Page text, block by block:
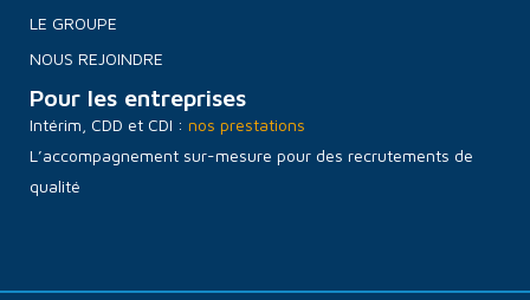
LE GROUPE
NOUS REJOINDRE
Pour les entreprises
Intérim, CDD et CDI : nos prestations
L’accompagnement sur-mesure pour des recrutements de
qualité